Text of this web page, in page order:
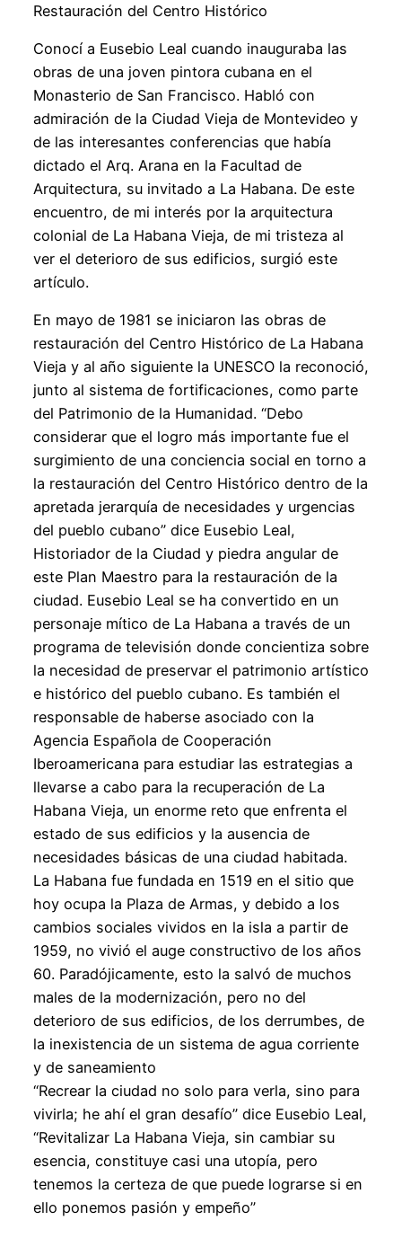
Restauración del Centro Histórico
Conocí a Eusebio Leal cuando inauguraba las
obras de una joven pintora cubana en el
Monasterio de San Francisco. Habló con
admiración de la Ciudad Vieja de Montevideo y
de las interesantes conferencias que había
dictado el Arq. Arana en la Facultad de
Arquitectura, su invitado a La Habana. De este
encuentro, de mi interés por la arquitectura
colonial de La Habana Vieja, de mi tristeza al
ver el deterioro de sus edificios, surgió este
artículo.
En mayo de 1981 se iniciaron las obras de
restauración del Centro Histórico de La Habana
Vieja y al año siguiente la UNESCO la reconoció,
junto al sistema de fortificaciones, como parte
del Patrimonio de la Humanidad. “Debo
considerar que el logro más importante fue el
surgimiento de una conciencia social en torno a
la restauración del Centro Histórico dentro de la
apretada jerarquía de necesidades y urgencias
del pueblo cubano” dice Eusebio Leal,
Historiador de la Ciudad y piedra angular de
este Plan Maestro para la restauración de la
ciudad. Eusebio Leal se ha convertido en un
personaje mítico de La Habana a través de un
programa de televisión donde concientiza sobre
la necesidad de preservar el patrimonio artístico
e histórico del pueblo cubano. Es también el
responsable de haberse asociado con la
Agencia Española de Cooperación
Iberoamericana para estudiar las estrategias a
llevarse a cabo para la recuperación de La
Habana Vieja, un enorme reto que enfrenta el
estado de sus edificios y la ausencia de
necesidades básicas de una ciudad habitada.
La Habana fue fundada en 1519 en el sitio que
hoy ocupa la Plaza de Armas, y debido a los
cambios sociales vividos en la isla a partir de
1959, no vivió el auge constructivo de los años
60. Paradójicamente, esto la salvó de muchos
males de la modernización, pero no del
deterioro de sus edificios, de los derrumbes, de
la inexistencia de un sistema de agua corriente
y de saneamiento
“Recrear la ciudad no solo para verla, sino para
vivirla; he ahí el gran desafío” dice Eusebio Leal,
“Revitalizar La Habana Vieja, sin cambiar su
esencia, constituye casi una utopía, pero
tenemos la certeza de que puede lograrse si en
ello ponemos pasión y empeño”